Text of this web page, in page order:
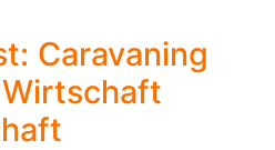
Caravaning